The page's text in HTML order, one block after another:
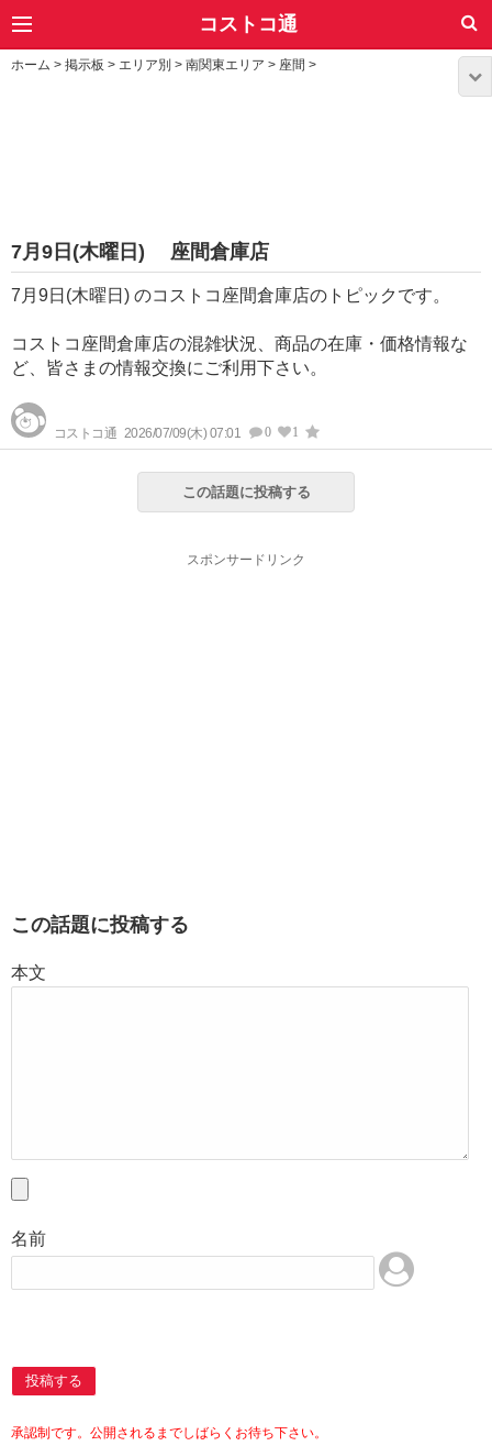
コストコ通
ホーム > 掲示板 > エリア別 > 南関東エリア > 座間 >
7月9日(木曜日) 座間倉庫店
7月9日(木曜日) のコストコ座間倉庫店のトピックです。
コストコ座間倉庫店の混雑状況、商品の在庫・価格情報な
ど、皆さまの情報交換にご利用下さい。
コストコ通 2026/07/09(木) 07:01 0 1
この話題に投稿する
スポンサードリンク
この話題に投稿する
本文
名前
投稿する
承認制です。公開されるまでしばらくお待ち下さい。